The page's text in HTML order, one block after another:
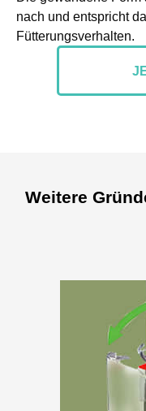
nach und entspricht
Fütterungsverhalten.
Weitere